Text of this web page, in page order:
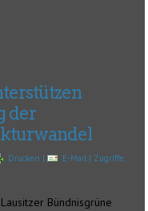
der
Drucken | E-Mail | Zugriffe:
Lausitzer Bündnisgrüne